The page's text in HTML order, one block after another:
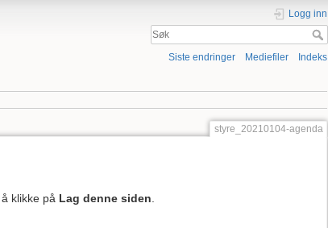
Logg inn
Siste endringer Mediefiler Indeks
styre_20210104-agenda
klikke på Lag denne siden.